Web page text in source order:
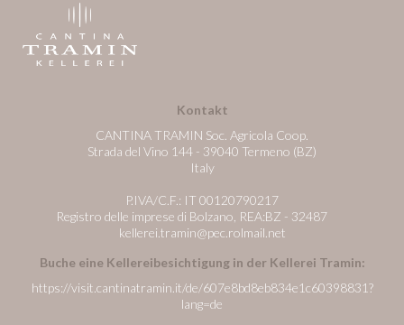
Kontakt
CANTINA TRAMIN Soc. Agricola Coop.
Strada del Vino 144 - 39040 Termeno (BZ)
Italy
P.IVA/C.F.: IT 00120790217
Registro delle imprese di Bolzano, REA:BZ - 32487
kellerei.tramin@pec.rolmail.net
Buche eine Kellereibesichtigung in der Kellerei Tramin:
https://visit.cantinatramin.it/de/607e8bd8eb834e1c60398831?
lang=de